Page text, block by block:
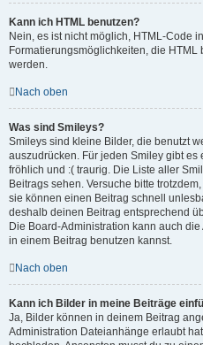
Kann ich HTML benutzen?
Nein, es ist nicht möglich, HTML-Code
Formatierungsmöglichkeiten, die
werden.
Nach oben
Was sind Smileys?
Smileys sind kleine Bilder, die benutzt
auszudrücken. Für jeden Smiley gibt es
fröhlich und :( traurig. Die Liste aller
Beitrags sehen. Versuche bitte
sie können einen Beitrag schnell
deshalb deinen Beitrag entsprechend
Die Board-Administration kann auch
in einem Beitrag benutzen kannst.
Nach oben
Kann ich Bilder in meine Beiträge
Ja, Bilder können in deinem Beitrag
Administration Dateianhänge erlaubt